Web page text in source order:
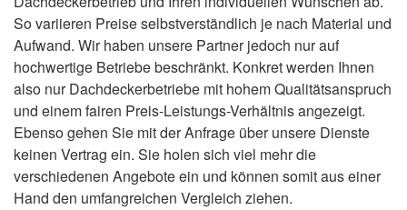
So variieren Preise selbstverständlich je nach Material und
Aufwand. Wir haben unsere Partner jedoch nur auf
hochwertige Betriebe beschränkt. Konkret werden Ihnen
also nur Dachdeckerbetriebe mit hohem Qualitätsanspruch
und einem fairen Preis-Leistungs-Verhältnis angezeigt.
Ebenso gehen Sie mit der Anfrage über unsere Dienste
keinen Vertrag ein. Sie holen sich viel mehr die
verschiedenen Angebote ein und können somit aus einer
Hand den umfangreichen Vergleich ziehen.